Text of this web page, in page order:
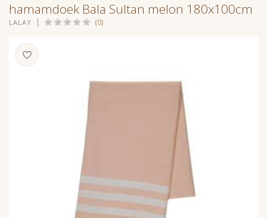
hamamdoek Bala Sultan melon 180x100cm
LALAY (0)